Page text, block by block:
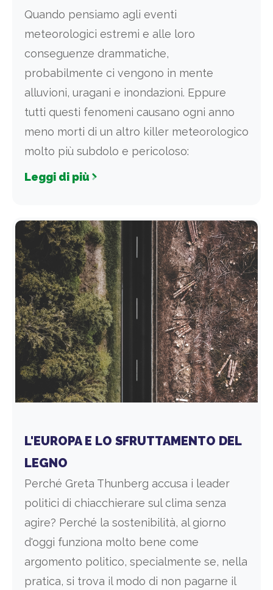
Quando pensiamo agli eventi
meteorologici estremi e alle loro
conseguenze drammatiche,
probabilmente ci vengono in mente
alluvioni, uragani e inondazioni. Eppure
tutti questi fenomeni causano ogni anno
meno morti di un altro killer meteorologico
molto più subdolo e pericoloso:
Leggi di più
L'EUROPA E LO SFRUTTAMENTO DEL
LEGNO
Perché Greta Thunberg accusa i leader
politici di chiacchierare sul clima senza
agire? Perché la sostenibilità, al giorno
d'oggi funziona molto bene come
argomento politico, specialmente se, nella
pratica, si trova il modo di non pagarne il